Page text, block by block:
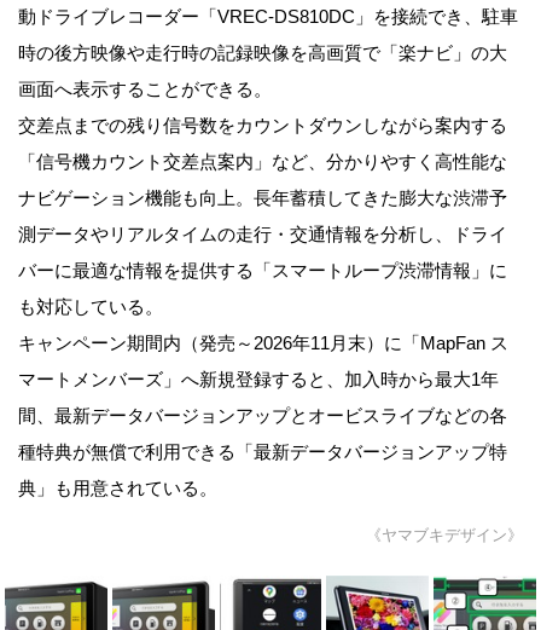
動ドライブレコーダー「VREC-DS810DC」を接続でき、駐車
時の後方映像や走行時の記録映像を高画質で「楽ナビ」の大
画面へ表示することができる。
交差点までの残り信号数をカウントダウンしながら案内する
「信号機カウント交差点案内」など、分かりやすく高性能な
ナビゲーション機能も向上。長年蓄積してきた膨大な渋滞予
測データやリアルタイムの走行・交通情報を分析し、ドライ
バーに最適な情報を提供する「スマートループ渋滞情報」に
も対応している。
キャンペーン期間内（発売～2026年11月末）に「MapFan ス
マートメンバーズ」へ新規登録すると、加入時から最大1年
間、最新データバージョンアップとオービスライブなどの各
種特典が無償で利用できる「最新データバージョンアップ特
典」も用意されている。
《ヤマブキデザイン》